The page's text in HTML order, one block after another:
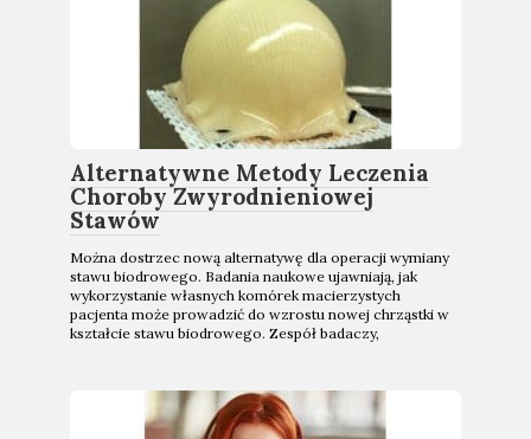
Alternatywne Metody Leczenia
Choroby Zwyrodnieniowej
Stawów
Można dostrzec nową alternatywę dla operacji wymiany
stawu biodrowego. Badania naukowe ujawniają, jak
wykorzystanie własnych komórek macierzystych
pacjenta może prowadzić do wzrostu nowej chrząstki w
kształcie stawu biodrowego. Zespół badaczy,